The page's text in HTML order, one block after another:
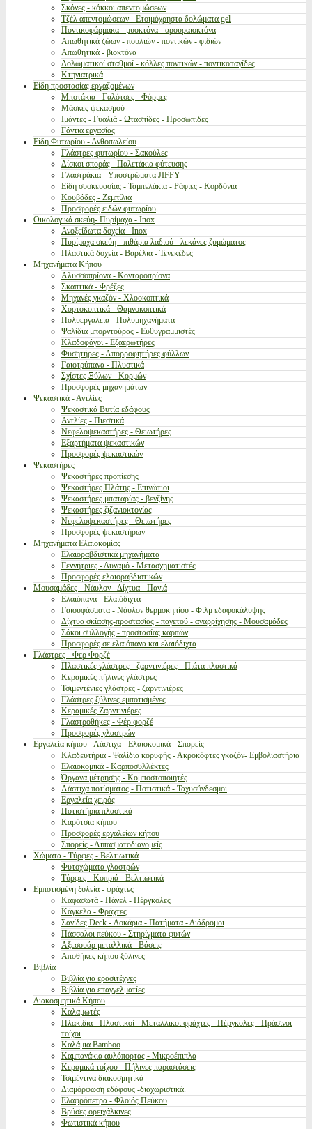
Σκόνες - κόκκοι απεντομώσεων
Τζέλ απεντομώσεων - Ετοιμόχρηστα δολώματα gel
Ποντικοφάρμακα - μυοκτόνα - αρουραιοκτόνα
Απωθητικά ζώων - πουλιών - ποντικών - φιδιών
Απωθητικά - βιοκτόνα
Δολωματικοί σταθμοί - κόλλες ποντικών - ποντικοπαγίδες
Κτηνιατρικά
Είδη προστασίας εργαζομένων
Μποτάκια - Γαλότσες - Φόρμες
Μάσκες ψεκασμού
Ιμάντες - Γυαλιά - Ωτασπίδες - Προσωπίδες
Γάντια εργασίας
Είδη Φυτωρίου - Ανθοπωλείου
Γλάστρες φυτωρίου - Σακούλες
Δίσκοι σποράς - Παλετάκια φύτευσης
Γλαστράκια - Υποστρώματα JIFFY
Είδη συσκευασίας - Ταμπελάκια - Ράφιες - Κορδόνια
Κουβάδες - Ζεμπίλια
Προσφορές ειδών φυτωρίου
Οικολογικά σκεύη- Πυρίμαχα - Inox
Ανοξείδωτα δοχεία - Inox
Πυρίμαχα σκεύη - πιθάρια λαδιού - λεκάνες ζυμώματος
Πλαστικά δοχεία - Βαρέλια - Τενεκέδες
Μηχανήματα Κήπου
Αλυσσοπρίονα - Κονταροπρίονα
Σκαπτικά - Φρέζες
Μηχανές γκαζόν - Χλοοκοπτικά
Χορτοκοπτικά - Θαμνοκοπτικά
Πολυεργαλεία - Πολυμηχανήματα
Ψαλίδια μπορντούρας - Ευθυγραμμιστές
Κλαδοφάγοι - Εξαερωτήρες
Φυσητήρες - Απορροφητήρες φύλλων
Γαιοτρύπανα - Πλυστικά
Σχίστες Ξύλων - Κορμών
Προσφορές μηχανημάτων
Ψεκαστικά - Αντλίες
Ψεκαστικά Βυτία εδάφους
Αντλίες - Πιεστικά
Νεφελοψεκαστήρες - Θειωτήρες
Εξαρτήματα ψεκαστικών
Προσφορές ψεκαστικών
Ψεκαστήρες
Ψεκαστήρες προπίεσης
Ψεκαστήρες Πλάτης - Επινώτιοι
Ψεκαστήρες μπαταρίας - βενζίνης
Ψεκαστήρες ζιζανιοκτονίας
Νεφελοψεκαστήρες - Θειωτήρες
Προσφορές ψεκαστήρων
Μηχανήματα Ελαιοκομίας
Ελαιοραβδιστικά μηχανήματα
Γεννήτριες - Δυναμό - Μετασχηματιστές
Προσφορές ελαιοραβδιστικών
Μουσαμάδες - Νάυλον - Δίχτυα - Πανιά
Ελαιόπανα - Ελαιόδιχτα
Γαιουφάσματα - Νάυλον θερμοκηπίου - Φίλμ εδαφοκάλυψης
Δίχτυα σκίασης-προστασίας - παγετού - αναρρίχησης - Μουσαμάδες
Σάκοι συλλογής - προστασίας καρπών
Προσφορές σε ελαιόπανα και ελαιόδιχτα
Γλάστρες - Φερ Φορζέ
Πλαστικές γλάστρες - ζαρντινιέρες - Πιάτα πλαστικά
Κεραμικές πήλινες γλάστρες
Τσιμεντένιες γλάστρες - ζαρντινιέρες
Γλάστρες ξύλινες εμποτισμένες
Κεραμικές Ζαρντινιέρες
Γλαστροθήκες - Φέρ φορζέ
Προσφορές γλαστρών
Εργαλεία κήπου - Λάστιχα - Ελαιοκομικά - Σπορείς
Κλαδευτήρια - Ψαλίδια κορυφής - Ακροκόφτες γκαζόν- Εμβολιαστήρια
Ελαιοκομικά - Καρποσυλλέκτες
Όργανα μέτρησης - Κομποστοποιητές
Λάστιχα ποτίσματος - Ποτιστικά - Ταχυσύνδεσμοι
Εργαλεία χειρός
Ποτιστήρια πλαστικά
Καρότσια κήπου
Προσφορές εργαλείων κήπου
Σπορείς - Λιπασματοδιανομείς
Χώματα - Τύρφες - Βελτιωτικά
Φυτοχώματα γλαστρών
Τύρφες - Κοπριά - Βελτιωτικά
Εμποτισμένη ξυλεία - φράχτες
Καφασωτά - Πάνελ - Πέργκολες
Κάγκελα - Φράχτες
Σανίδες Deck - Δοκάρια - Πατήματα - Διάδρομοι
Πάσσαλοι πεύκου - Στηρίγματα φυτών
Αξεσουάρ μεταλλικά - Βάσεις
Αποθήκες κήπου ξύλινες
Βιβλία
Βιβλία για ερασιτέχνες
Βιβλία για επαγγελματίες
Διακοσμητικά Κήπου
Καλαμωτές
Πλακίδια - Πλαστικοί - Μεταλλικοί φράχτες - Πέργκολες - Πράσινοι
τοίχοι
Καλάμια Bamboo
Καμπανάκια αυλόπορτας - Μικροέπιπλα
Κεραμικά τοίχου - Πήλινες παραστάσεις
Τσιμέντινα διακοσμητικά
Διαμόρφωση εδάφους -διαχωριστικά.
Ελαφρόπετρα - Φλοιός Πεύκου
Βρύσες ορειχάλκινες
Φωτιστικά κήπου